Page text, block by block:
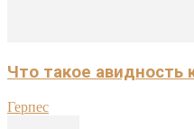
Что такое авидность
Герпес